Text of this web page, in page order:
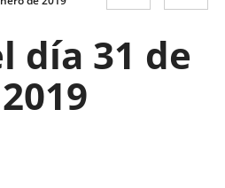
externa.
a
una
día 31 de